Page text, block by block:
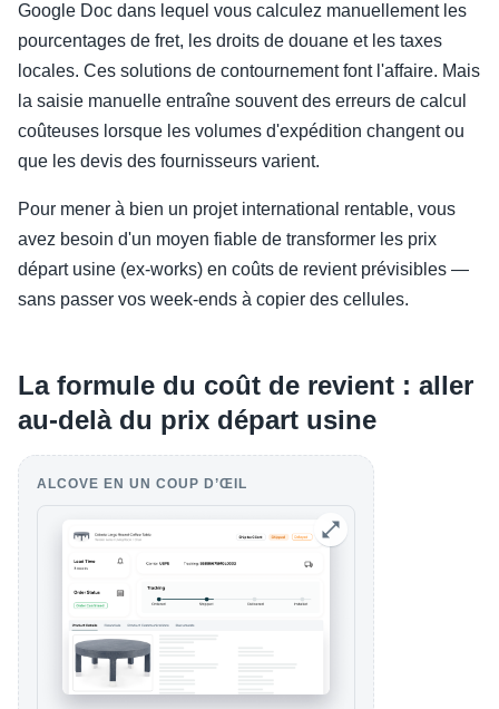
Google Doc dans lequel vous calculez manuellement les
pourcentages de fret, les droits de douane et les taxes
locales. Ces solutions de contournement font l'affaire. Mais
la saisie manuelle entraîne souvent des erreurs de calcul
coûteuses lorsque les volumes d'expédition changent ou
que les devis des fournisseurs varient.
Pour mener à bien un projet international rentable, vous
avez besoin d'un moyen fiable de transformer les prix
départ usine (ex-works) en coûts de revient prévisibles —
sans passer vos week-ends à copier des cellules.
La formule du coût de revient : aller
au-delà du prix départ usine
ALCOVE EN UN COUP D’ŒIL